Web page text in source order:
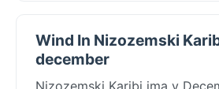
Wind In Nizozemski
december
Nizozemski Karibi ima v